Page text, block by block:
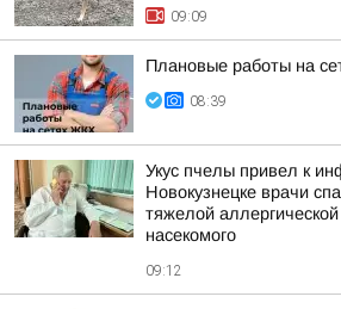
09:09
Плановые работы на
08:39
Укус пчелы привел к
Новокузнецке врачи
тяжелой
насекомого
09:12